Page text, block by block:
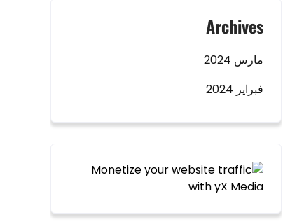
Archives
مارس 2024
فبراير 2024